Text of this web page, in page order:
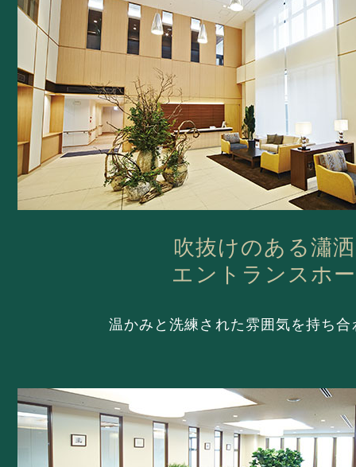
吹抜けのある瀟
エントランスホ
温かみと洗練された雰囲気を持ち